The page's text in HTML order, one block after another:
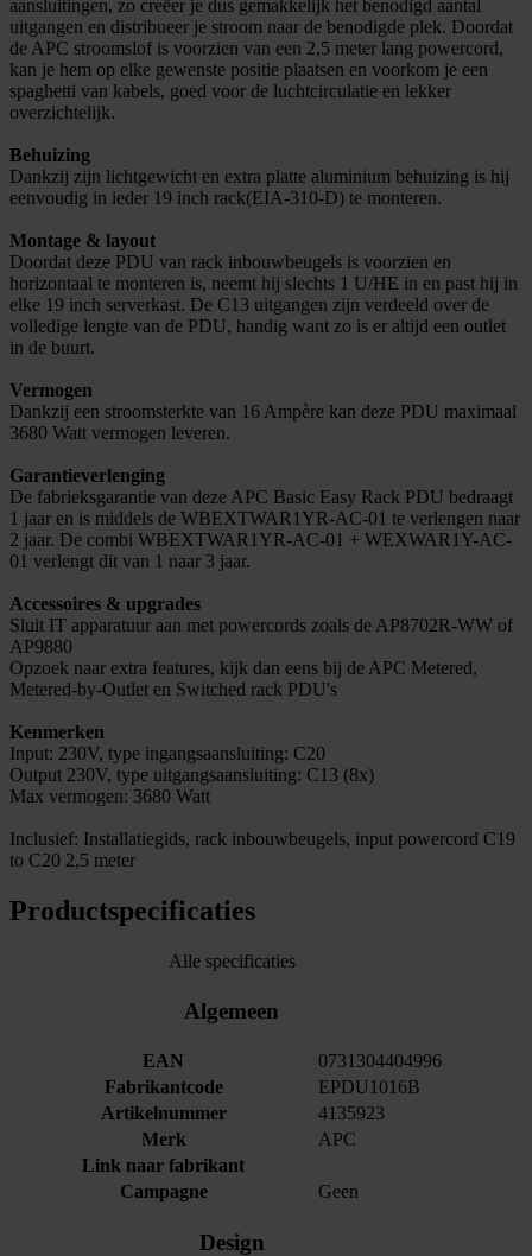
aansluitingen, zo creëer je dus gemakkelijk het benodigd aantal
uitgangen en distribueer je stroom naar de benodigde plek. Doordat
de APC stroomslof is voorzien van een 2,5 meter lang powercord,
kan je hem op elke gewenste positie plaatsen en voorkom je een
spaghetti van kabels, goed voor de luchtcirculatie en lekker
overzichtelijk.
Behuizing
Dankzij zijn lichtgewicht en extra platte aluminium behuizing is hij
eenvoudig in ieder 19 inch rack(EIA-310-D) te monteren.
Montage & layout
Doordat deze PDU van rack inbouwbeugels is voorzien en
horizontaal te monteren is, neemt hij slechts 1 U/HE in en past hij in
elke 19 inch serverkast. De C13 uitgangen zijn verdeeld over de
volledige lengte van de PDU, handig want zo is er altijd een outlet
in de buurt.
Vermogen
Dankzij een stroomsterkte van 16 Ampère kan deze PDU maximaal
3680 Watt vermogen leveren.
Garantieverlenging
De fabrieksgarantie van deze APC Basic Easy Rack PDU bedraagt
1 jaar en is middels de WBEXTWAR1YR-AC-01 te verlengen naar
2 jaar. De combi WBEXTWAR1YR-AC-01 + WEXWAR1Y-AC-
01 verlengt dit van 1 naar 3 jaar.
Accessoires & upgrades
Sluit IT apparatuur aan met powercords zoals de AP8702R-WW of
AP9880
Opzoek naar extra features, kijk dan eens bij de APC Metered,
Metered-by-Outlet en Switched rack PDU's
Kenmerken
Input: 230V, type ingangsaansluiting: C20
Output 230V, type uitgangsaansluiting: C13 (8x)
Max vermogen: 3680 Watt
Inclusief: Installatiegids, rack inbouwbeugels, input powercord C19
to C20 2,5 meter
Productspecificaties
Alle specificaties
Algemeen
EAN
0731304404996
Fabrikantcode
EPDU1016B
Artikelnummer
4135923
Merk
APC
Link naar fabrikant
Campagne
Geen
Design